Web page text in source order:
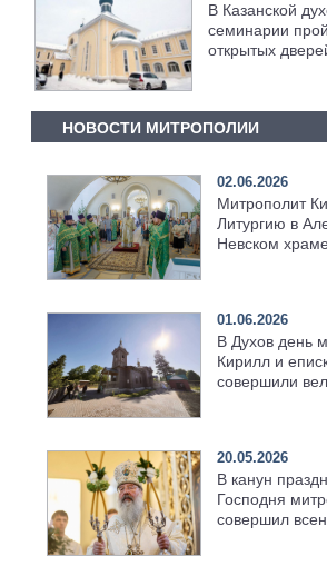
В Казанской
семинарии
открытых
НОВОСТИ МИТРОПОЛИИ
02.06.2026
Митрополит
Литургию в
Невском
01.06.2026
В Духов день
Кирилл и
совершили
20.05.2026
В канун
Господня
совершил